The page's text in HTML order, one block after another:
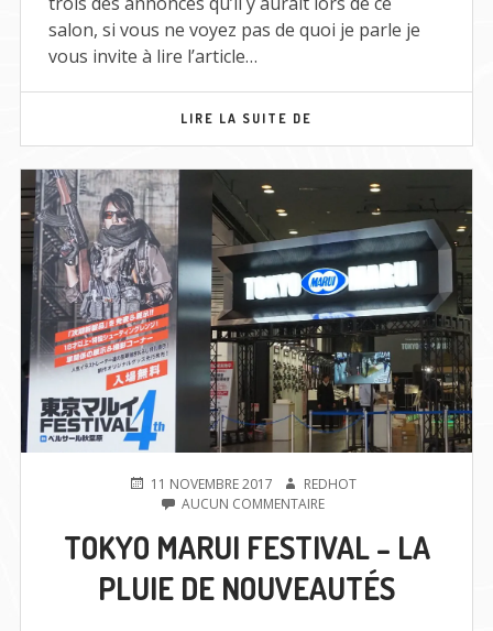
salon, si vous ne voyez pas de quoi je parle je
vous invite à lire l’article…
LIRE LA SUITE DE
MEH/20
PUBLIÉ11 NOVEMBRE 2017 AUTEUR
REDHOT
AUCUN COMMENTAIRESUR
MARUI
FESTIVAL
–
LA
TOKYO MARUI FESTIVAL – LA
PLUIE DE NOUVEAUTÉS